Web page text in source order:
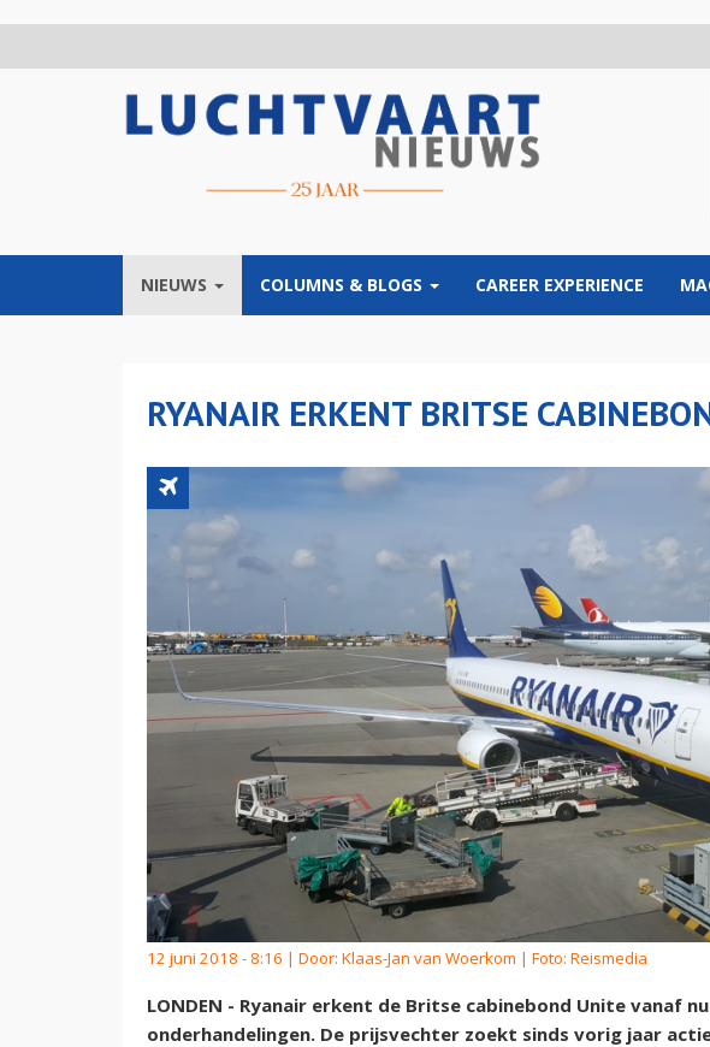
NIEUWS COLUMNS & BLOGS CAREER EXPERIENCE
RYANAIR ERKENT BRITSE
12 juni 2018 - 8:16 | Door: Klaas-Jan van Woerkom | Foto: Reismedia
LONDEN - Ryanair erkent de Britse cabinebond Unite vanaf
onderhandelingen. De prijsvechter zoekt sinds vorig jaar